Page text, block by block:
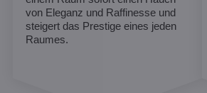
von Eleganz und Raffinesse und
steigert das Prestige eines jeden
Raumes.